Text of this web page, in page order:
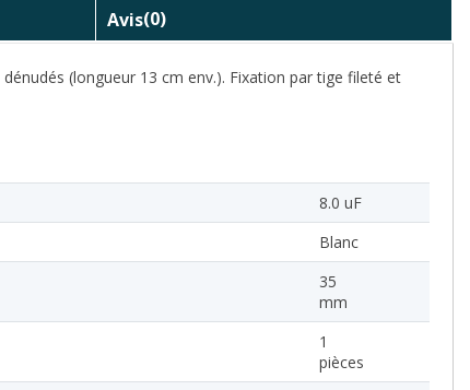
Avis(0)
dénudés (longueur 13 cm env.). Fixation par tige fileté et
8.0 uF
Blanc
35
mm
1
pièces